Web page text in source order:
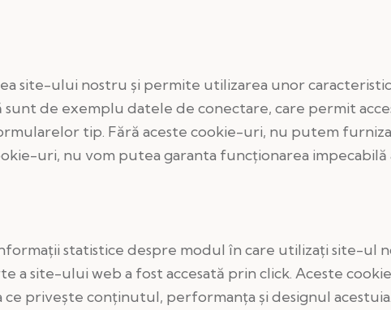
site-ului nostru şi permite utilizarea unor
de exemplu datele de conectare, care permit
tip. Fără aceste cookie-uri, nu putem
uri, nu vom putea garanta funcţionarea impecabilă
statistice despre modul în care utilizaţi site-ul
a site-ului web a fost accesată prin click. Aceste
priveşte conţinutul, performanţa şi designul